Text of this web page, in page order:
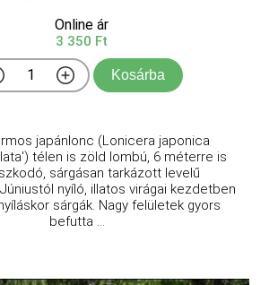
Online ár
3 350 Ft
Kosárba
japánlonc (Lonicera japonica
télen is zöld lombú, 6 méterre is
sárgásan tarkázott levelű
nyíló, illatos virágai kezdetben
sárgák. Nagy felületek gyors
befutta ...